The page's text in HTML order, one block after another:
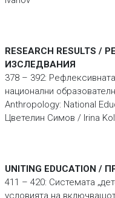
RESEARCH RESULTS
ИЗСЛЕДВАНИЯ
378 – 392:
национални
Anthropology: National
Цветелин Симов / Irina
UNITING
411 – 420: Системата
условията на